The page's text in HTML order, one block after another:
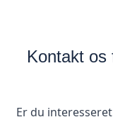
Kontakt os
Er du